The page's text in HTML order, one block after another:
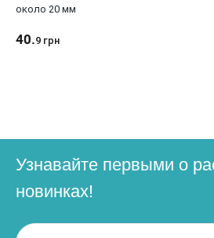
около 20 мм
40.9 грн
Узнавайте первыми о
новинках!